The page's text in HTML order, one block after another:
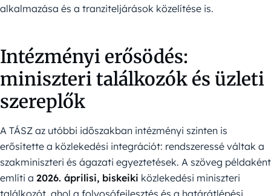
alkalmazása és a tranziteljárások közelítése is.
Intézményi erősödés:
miniszteri találkozók és üzleti
szereplők
A TÁSZ az utóbbi időszakban intézményi szinten is
erősítette a közlekedési integrációt: rendszeressé váltak a
szakminiszteri és ágazati egyeztetések. A szöveg példaként
említi a 2026. áprilisi, biskeiki közlekedési miniszteri
találkozót, ahol a folyosófejlesztés és a határátlépési